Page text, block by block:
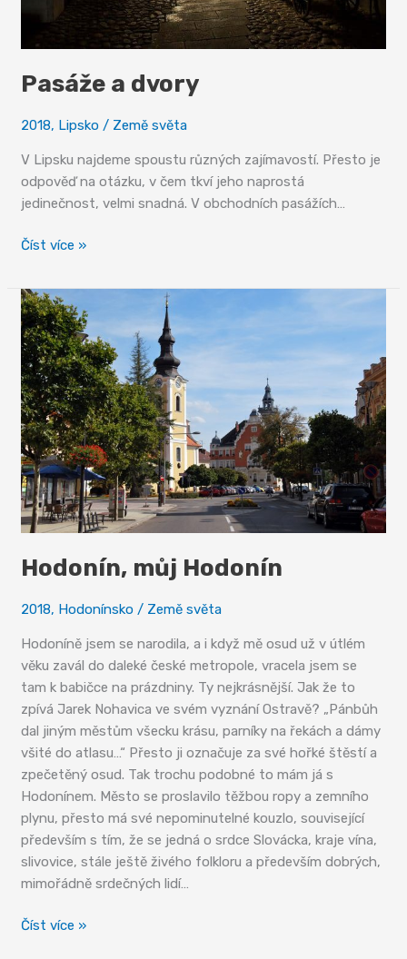
Pasáže a dvory
2018, Lipsko / Země světa
V Lipsku najdeme spoustu různých zajímavostí. Přesto je
odpověď na otázku, v čem tkví jeho naprostá
jedinečnost, velmi snadná. V obchodních pasážích…
Pasáže
dvory
Číst více »
Hodonín, můj Hodonín
2018, Hodonínsko / Země světa
Hodoníně jsem se narodila, a i když mě osud už v útlém
věku zavál do daleké české metropole, vracela jsem se
tam k babičce na prázdniny. Ty nejkrásnější. Jak že to
zpívá Jarek Nohavica ve svém vyznání Ostravě? „Pánbůh
dal jiným městům všecku krásu, parníky na řekách a dámy
všité do atlasu…“ Přesto ji označuje za své hořké štěstí a
zpečetěný osud. Tak trochu podobné to mám já s
Hodonínem. Město se proslavilo těžbou ropy a zemního
plynu, přesto má své nepominutelné kouzlo, související
především s tím, že se jedná o srdce Slovácka, kraje vína,
slivovice, stále ještě živého folkloru a především dobrých,
mimořádně srdečných lidí…
Hodonín,
Číst více »